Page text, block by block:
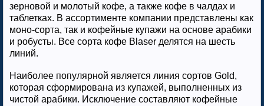
зерновой и молотый кофе, а также кофе в чалдах и
таблетках. В ассортименте компании представлены как
моно-сорта, так и кофейные купажи на основе арабики
и робусты. Все сорта кофе Blaser делятся на шесть
линий.
Наиболее популярной является линия сортов Gold,
которая сформирована из купажей, выполненных из
чистой арабики. Исключение составляют кофейные